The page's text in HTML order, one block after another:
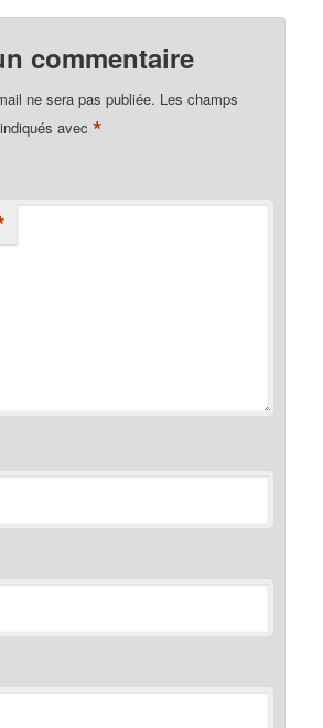
commentaire
ne sera pas publiée. Les champs
avec*